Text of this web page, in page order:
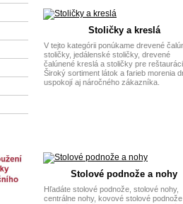
Stoličky a kreslá
V tejto kategórii ponúkame drevené
stoličky, jedálenské stoličky, drevené
čalúnené kreslá a stoličky pre
Široký sortiment látok a farieb morenia
uspokojí aj náročného zákazníka.
Stolové podnože a nohy
Hľadáte stolové podnože, stolové nohy,
centrálne nohy, kovové stolové